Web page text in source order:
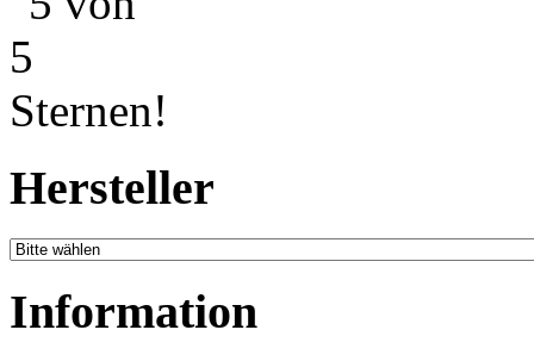
Hersteller
Information